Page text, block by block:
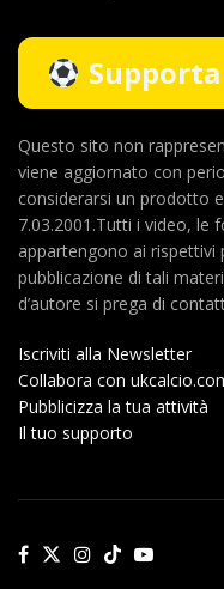
Supporta
Questo sito non
viene aggiornato con
considerarsi un prodotto
7.03.2001.Tutti i video, le
appartengono ai rispettivi
pubblicazione di tali
d’autore si prega di
Iscriviti alla Newsletter
Collabora con
Pubblicizza la tua attività
Il tuo supporto